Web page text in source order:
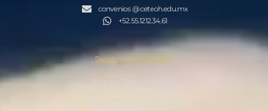
convenios @ ceteoh.edu.mx
+52.55.1212.34.61
Departamentos CETEOH®
Rectoria-Dirección General
Dpto. Dirección de Planteles
Dpto. Secretarías Generales
Dpto. Dirección Educativa Intl.